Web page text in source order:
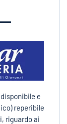
e
reperibile
riguardo ai